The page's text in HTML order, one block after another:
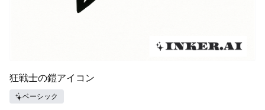
狂戦士の鎧アイコン
ベーシック